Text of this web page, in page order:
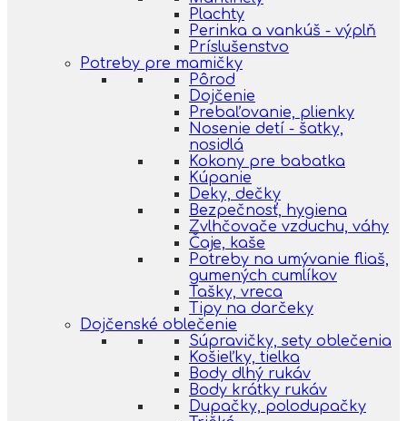
Plachty
Perinka a vankúš - výplň
Príslušenstvo
Potreby pre mamičky
Pôrod
Dojčenie
Prebaľovanie, plienky
Nosenie detí - šatky,
nosidlá
Kokony pre babatka
Kúpanie
Deky, dečky
Bezpečnosť, hygiena
Zvlhčovače vzduchu, váhy
Čaje, kaše
Potreby na umývanie fliaš,
gumených cumlíkov
Tašky, vreca
Tipy na darčeky
Dojčenské oblečenie
Súpravičky, sety oblečenia
Košieľky, tielka
Body dlhý rukáv
Body krátky rukáv
Dupačky, polodupačky